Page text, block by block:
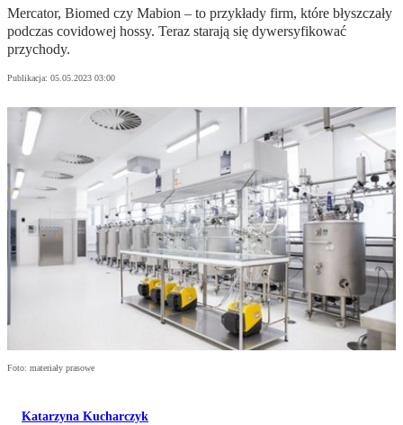
Mercator, Biomed czy Mabion – to przykłady firm, które błyszczały
podczas covidowej hossy. Teraz starają się dywersyfikować
przychody.
Publikacja: 05.05.2023 03:00
Foto: materiały prasowe
Katarzyna Kucharczyk